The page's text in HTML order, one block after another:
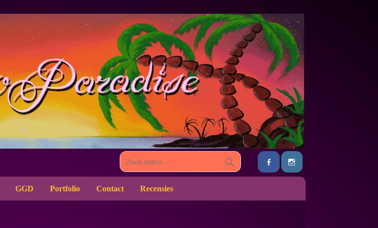
GGD Portfolio Contact Recensies